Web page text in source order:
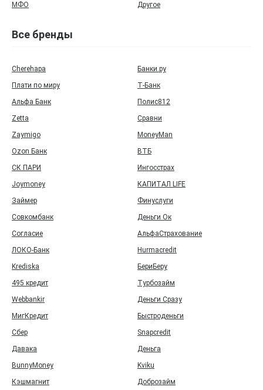
МФО
Другое
Все бренды
Cherehapa
Банки.ру
Плати по миру
Т‑Банк
Альфа Банк
Полис812
Zetta
Сравни
Zaymigo
MoneyMan
Ozon Банк
ВТБ
СК ПАРИ
Ингосстрах
Joymoney
КАПИТАЛ LIFE
Займер
Финуслуги
Совкомбанк
Деньги Ок
Согласие
АльфаСтрахование
ЛОКО-Банк
Hurmacredit
Krediska
БериБеру
495 кредит
Турбозайм
Webbankir
Деньги Сразу
МигКредит
Быстроденьги
Сбер
Snapcredit
Давака
Деньга
BunnyMoney
Kviku
Кэшмагнит
Доброзайм